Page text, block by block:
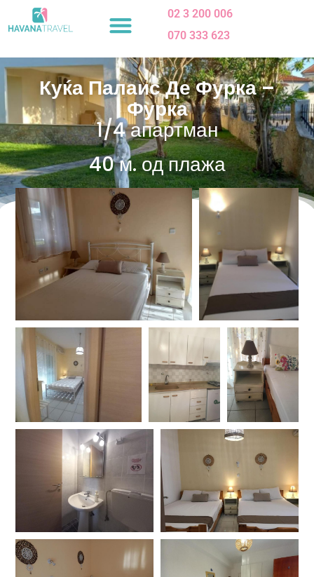
to
02 3 200 006
070 333 623
Куќа Палаис Де Фурка –
Фурка
1/4 апартман
40 м. од плажа